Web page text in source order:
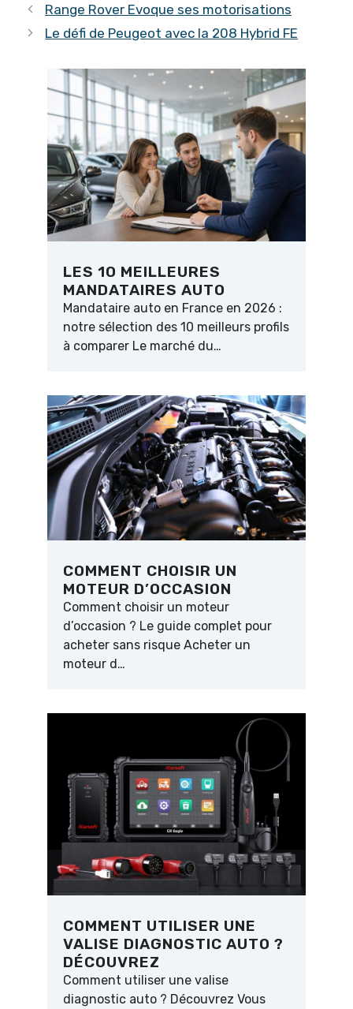
Range Rover Evoque ses motorisations
Le défi de Peugeot avec la 208 Hybrid FE
LES 10 MEILLEURES
MANDATAIRES AUTO
Mandataire auto en France en 2026 :
notre sélection des 10 meilleurs profils
à comparer Le marché du…
COMMENT CHOISIR UN
MOTEUR D’OCCASION
Comment choisir un moteur
d’occasion ? Le guide complet pour
acheter sans risque Acheter un
moteur d…
COMMENT UTILISER UNE
VALISE DIAGNOSTIC AUTO ?
DÉCOUVREZ
Comment utiliser une valise
diagnostic auto ? Découvrez Vous